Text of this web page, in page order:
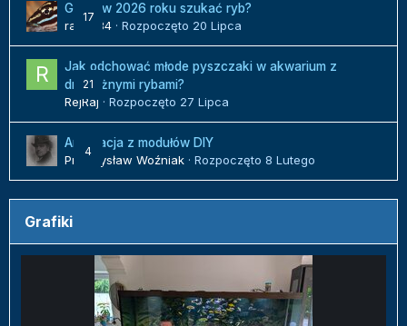
17
Gdzie w 2026 roku szukać ryb?
radek84 · Rozpoczęto 20 Lipca
21
Jak odchować młode pyszczaki w akwarium z
drapieżnymi rybami?
RejRaj · Rozpoczęto 27 Lipca
4
Aranżacja z modułów DIY
Przemysław Woźniak · Rozpoczęto 8 Lutego
Grafiki